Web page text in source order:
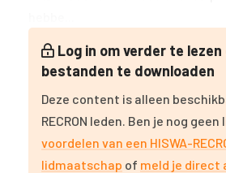
Log in om verder te
bestanden te downloaden
Deze content is alleen
RECRON leden. Ben je nog geen
voordelen van een HISWA-
lidmaatschap of meld je direct